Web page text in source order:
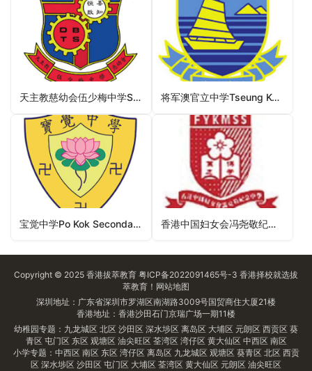
天主教慈幼会伍少梅中学Salesians Of Don Bosco Ng Siu Mui Secondary School（葵青区中学） 将军澳官立中学Tseung Kwan O Government Secondary School（西贡区中学）
宝觉中学Po Kok Secondary School（西贡区中学） 香港中国妇女会冯尧敬纪念中学HKCWC Fung Yiu King Memorial Secondary School（沙田区中学）
Copyright © 2025 香港拔萃教育 粤ICP备2022091465号-3 香港择校就选拔
萃教育！ 网站地图
深圳地址：广东省深圳市罗湖区南湖路3009号国贸商住大厦21楼
香港地址：香港沙田石门京瑞广场一期11楼
幼稚园专题： 九龙城区 北区 沙田区 深水埗区 离岛区 大埔区 元朗区 西贡区 葵
青区 屯门区 东区 观塘区 油尖旺区 荃湾区 湾仔区 黄大仙区 中西区 南区
小学专题： 中西区 南区 东区 湾仔区 离岛区 九龙城区 观塘区 葵青区 北区 西贡
区 深水埗区 沙田区 屯门区 大埔区 荃湾区 黄大仙区 元朗区 油尖旺区